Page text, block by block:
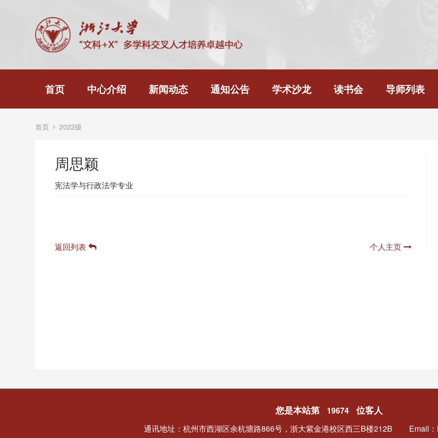
首页 中心介绍 新闻动态 通知公告 学术沙龙 读书会 导师列表
首页 2022级
周思颖
宪法学与行政法学专业
返回列表 个人主页
您是本站第 19674 位客人
通讯地址：杭州市西湖区余杭塘路866号，浙大紫金港校区西三B楼212B Email